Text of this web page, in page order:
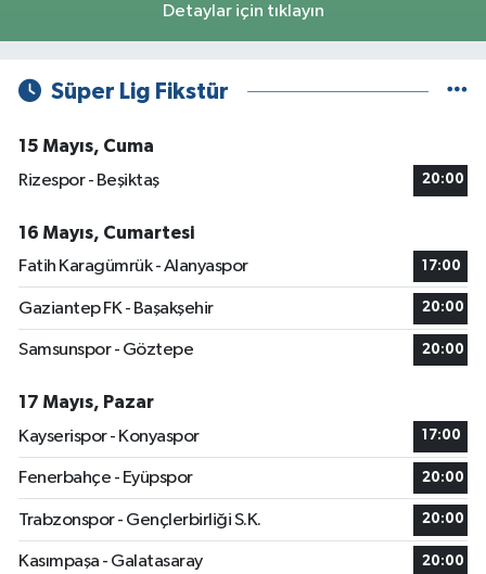
Detaylar için tıklayın
Süper Lig Fikstür
15 Mayıs, Cuma
Rizespor - Beşiktaş
20:00
16 Mayıs, Cumartesi
Fatih Karagümrük - Alanyaspor
17:00
Gaziantep FK - Başakşehir 20:00
Samsunspor - Göztepe 20:00
17 Mayıs, Pazar
Kayserispor - Konyaspor
17:00
Fenerbahçe - Eyüpspor 20:00
Trabzonspor - Gençlerbirliği S.K. 20:00
Kasımpaşa - Galatasaray 20:00